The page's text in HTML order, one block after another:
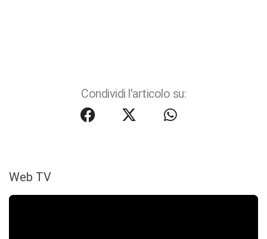
Condividi l'articolo su:
Web TV